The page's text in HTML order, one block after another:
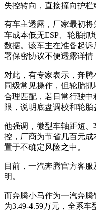
失控转向，直接撞向护栏
有车主透露，厂家最初
车成本低无ESP、轮胎抓
数据。该车主在准备起
署保密协议不便透露详情
对此，有专家表示，奔
同级常见操作，但轮胎
合理匹配，若日常行驶
限，说明底盘调校和轮胎
他强调，微型车轴距短
控，厂商为节省几百元成
置于不确定风险之中。
目前，一汽奔腾官方客
明。
而奔腾小马作为一汽奔
为3.49-4.59万元，全系